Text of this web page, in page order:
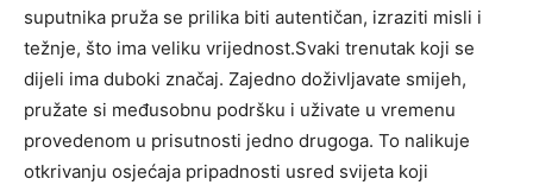
suputnika pruža se prilika biti autentičan, izraziti misli i
težnje, što ima veliku vrijednost.Svaki trenutak koji se
dijeli ima duboki značaj. Zajedno doživljavate smijeh,
pružate si međusobnu podršku i uživate u vremenu
provedenom u prisutnosti jedno drugoga. To nalikuje
otkrivanju osjećaja pripadnosti usred svijeta koji